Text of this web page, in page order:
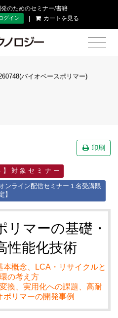
のためのセミナー/書籍
グイン | カートを見る
バイオベースポリマー)
印刷
】 対 象 セ ミ ナ ー
ンライン配信セミナー１名受講限
】
マーの基礎・
性能化技術
概念、LCA・リサイクルと
の考え方
換、実用化への課題、高耐
ポリマーの開発事例